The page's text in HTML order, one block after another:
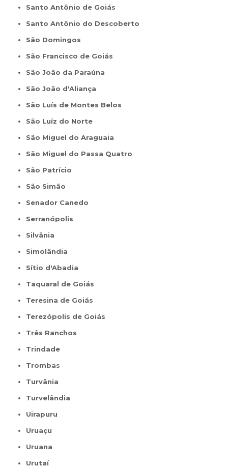
Santo Antônio de Goiás
Santo Antônio do Descoberto
São Domingos
São Francisco de Goiás
São João da Paraúna
São João d'Aliança
São Luís de Montes Belos
São Luíz do Norte
São Miguel do Araguaia
São Miguel do Passa Quatro
São Patrício
São Simão
Senador Canedo
Serranópolis
Silvânia
Simolândia
Sítio d'Abadia
Taquaral de Goiás
Teresina de Goiás
Terezópolis de Goiás
Três Ranchos
Trindade
Trombas
Turvânia
Turvelândia
Uirapuru
Uruaçu
Uruana
Urutaí